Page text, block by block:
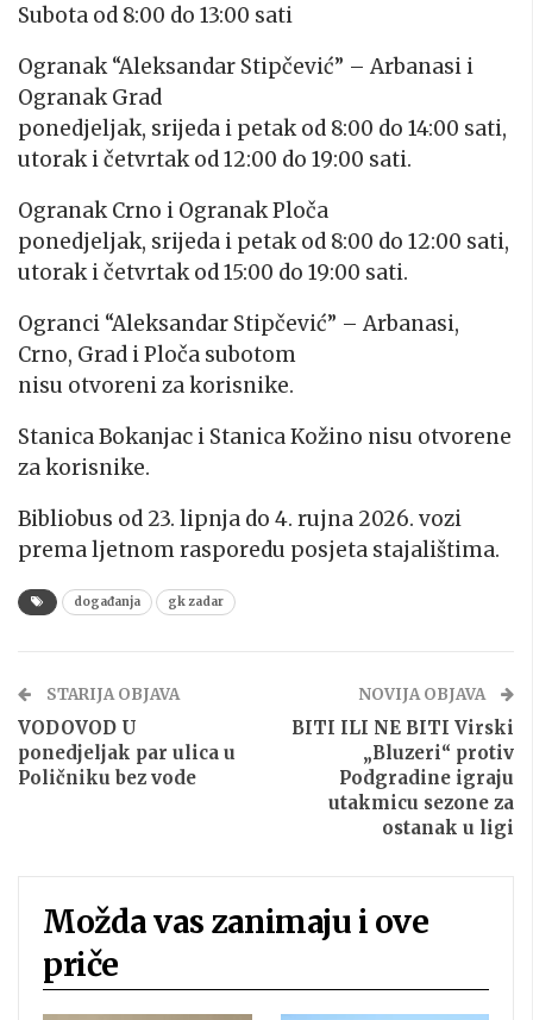
Subota od 8:00 do 13:00 sati
Ogranak “Aleksandar Stipčević” – Arbanasi i
Ogranak Grad
ponedjeljak, srijeda i petak od 8:00 do 14:00 sati,
utorak i četvrtak od 12:00 do 19:00 sati.
Ogranak Crno i Ogranak Ploča
ponedjeljak, srijeda i petak od 8:00 do 12:00 sati,
utorak i četvrtak od 15:00 do 19:00 sati.
Ogranci “Aleksandar Stipčević” – Arbanasi,
Crno, Grad i Ploča subotom
nisu otvoreni za korisnike.
Stanica Bokanjac i Stanica Kožino nisu otvorene
za korisnike.
Bibliobus od 23. lipnja do 4. rujna 2026. vozi
prema ljetnom rasporedu posjeta stajalištima.
događanja gk zadar
STARIJA OBJAVA
VODOVOD U
ponedjeljak par ulica u
Poličniku bez vode
NOVIJA OBJAVA
BITI ILI NE BITI Virski
„Bluzeri“ protiv
Podgradine igraju
utakmicu sezone za
ostanak u ligi
Možda vas zanimaju i ove
priče